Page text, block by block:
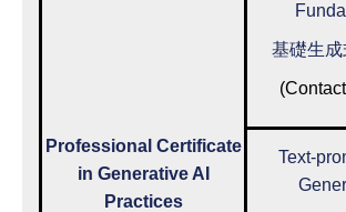
Professional Certificate
in Generative AI
Practices
基礎生
Text-